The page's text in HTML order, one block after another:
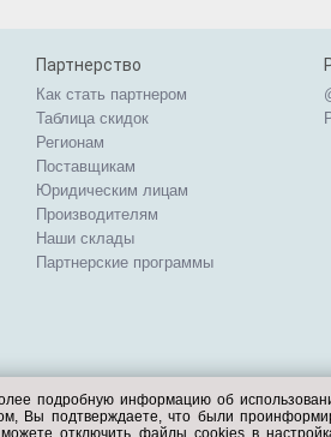
Партнерство
Как стать партнером
Таблица скидок
Регионам
Поставщикам
Юридическим лицам
Производителям
Наши склады
Партнерские программы
подробную информацию об
Вы подтверждаете, что были
отключить файлы cookies в